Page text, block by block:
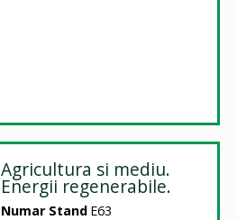
Agricultura si mediu.
Energii regenerabile.
Numar Stand E63